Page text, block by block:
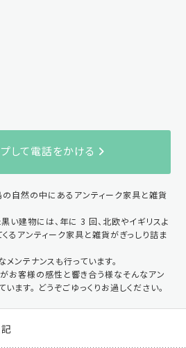
して電話をかける
自然の中にあるアンティーク家具と雑貨
い建物には、年に 3 回、北欧やイギリスよ
るアンティーク家具と雑貨がぎっしり詰ま
ンテナンスも行っています。
お客様の感性と響き合う様なそんなアン
ます。 どうぞごゆっくりお過しください。